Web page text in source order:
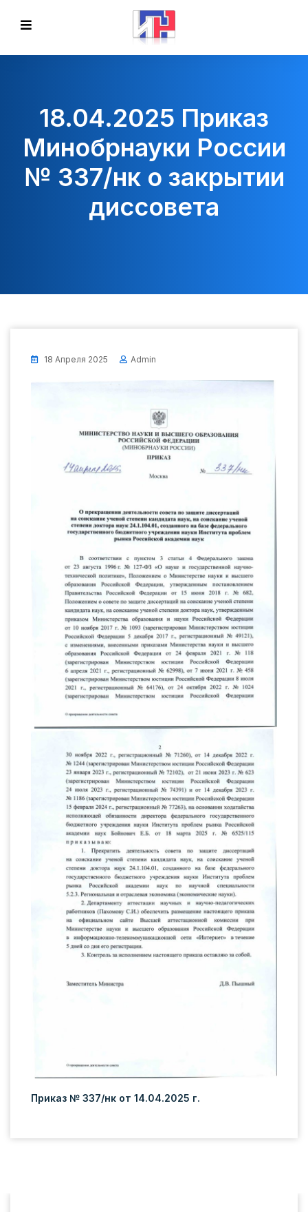
18.04.2025 Приказ
Минобрнауки России
№ 337/нк о закрытии
диссовета
18 Апреля 2025 Admin
Приказ № 337/нк от 14.04.2025 г.